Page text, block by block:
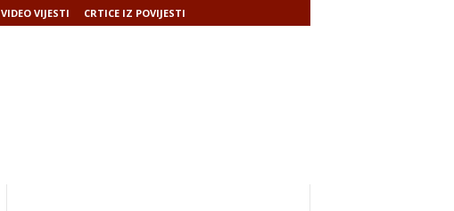
VIDEO VIJESTI CRTICE IZ POVIJESTI